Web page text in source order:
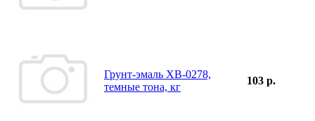
Грунт-эмаль ХВ-0278,
темные тона, кг
103 р.